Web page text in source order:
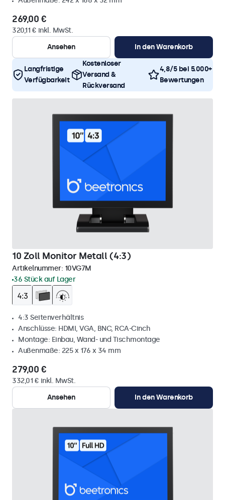
269,00 €
320,11 € inkl. MwSt.
Ansehen
In den Warenkorb
Langfristige
Verfügbarkeit
Kostenloser
Versand &
Rückversand
4,8/5 bei 5.000+
Bewertungen
10 Zoll Monitor Metall (4:3)
Artikelnummer: 10VG7M
36 Stück auf Lager
4:3 Seitenverhältnis
Anschlüsse: HDMI, VGA, BNC, RCA-Cinch
Montage: Einbau, Wand- und Tischmontage
Außenmaße: 225 x 176 x 34 mm
279,00 €
332,01 € inkl. MwSt.
Ansehen
In den Warenkorb